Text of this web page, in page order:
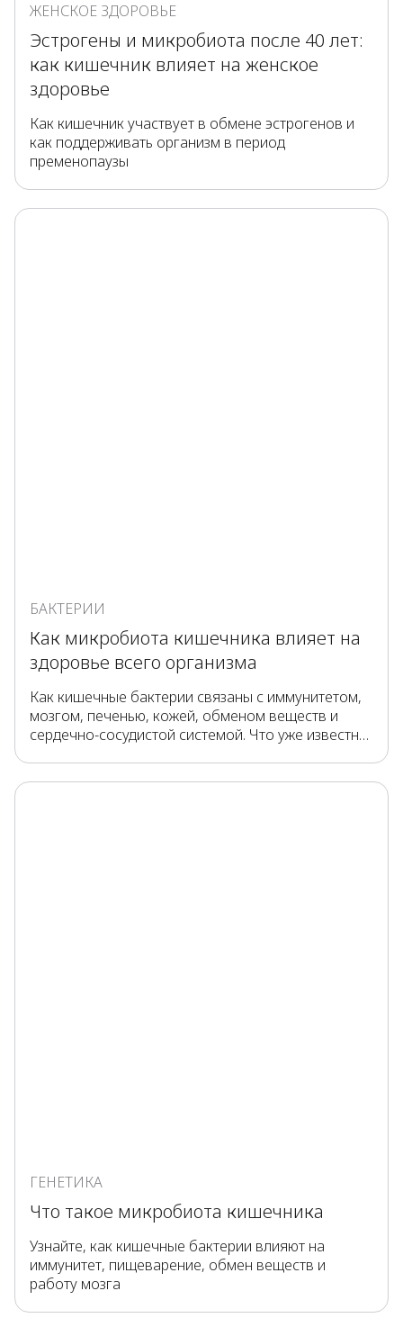
ЖЕНСКОЕ ЗДОРОВЬЕ
Эстрогены и микробиота после 40 лет:
как кишечник влияет на женское
здоровье
Как кишечник участвует в обмене эстрогенов и
как поддерживать организм в период
пременопаузы
БАКТЕРИИ
Как микробиота кишечника влияет на
здоровье всего организма
Как кишечные бактерии связаны с иммунитетом,
мозгом, печенью, кожей, обменом веществ и
сердечно-сосудистой системой. Что уже известно
ГЕНЕТИКА
Что такое микробиота кишечника
Узнайте, как кишечные бактерии влияют на
иммунитет, пищеварение, обмен веществ и
работу мозга